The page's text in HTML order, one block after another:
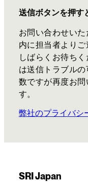
送信ボタンを押す
お問い合わせい
内に担当者より
しばらくお待ち
は送信トラブル
数ですが再度お
す。
弊社のプライバシ
SRI Japan